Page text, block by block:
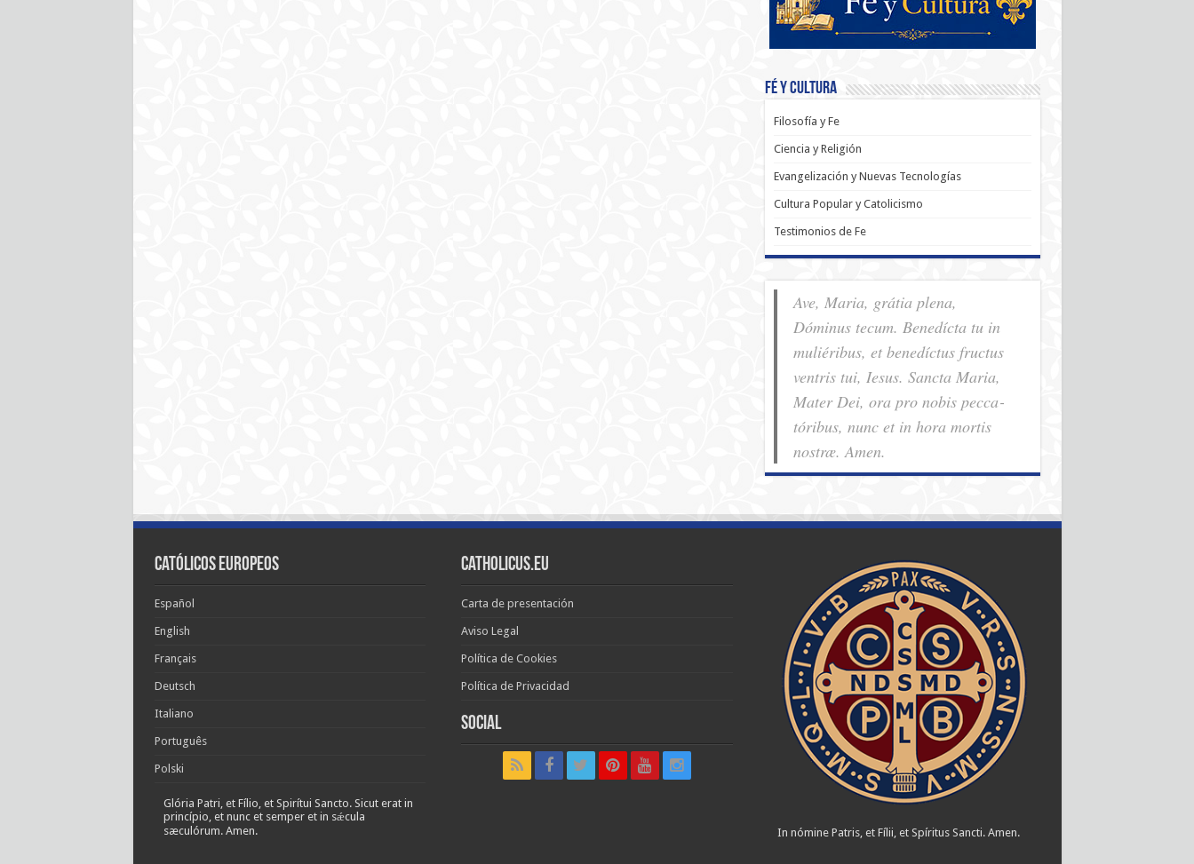
Fé y Cultura
Filosofía y Fe
Ciencia y Religión
Evangelización y Nuevas Tecnologías
Cultura Popular y Catolicismo
Testimonios de Fe
Ave, Maria, grátia plena,
Dóminus tecum. Benedícta tu in
muliéribus, et benedíctus fructus
ventris tui, Iesus. Sancta Maria,
Mater Dei, ora pro nobis pec­ca­
tóribus, nunc et in hora mortis
nostræ. Amen.
Católicos Europeos
Español
English
Français
Deutsch
Italiano
Português
Polski
Glória Patri, et Fílio, et Spirítui Sancto. Sicut erat in
princípio, et nunc et semper et in sǽcula
sæculórum. Amen.
Catholicus.eu
Carta de presentación
Aviso Legal
Política de Cookies
Política de Privacidad
Social
In nómine Patris, et Fílii, et Spíritus Sancti. Amen.